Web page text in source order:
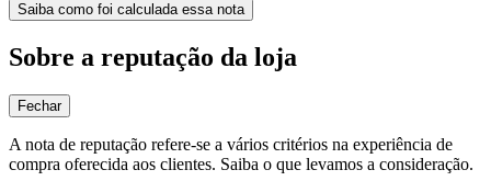
Saiba como foi calculada essa nota
Sobre a reputação da loja
Fechar
A nota de reputação refere-se a vários critérios na experiência de
compra oferecida aos clientes. Saiba o que levamos a consideração.